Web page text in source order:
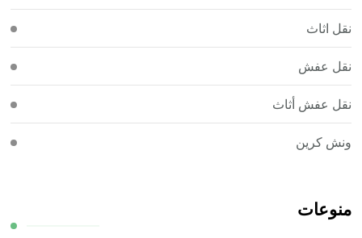
نقل اثاث
نقل عفش
نقل عفش أثاث
ونش كرين
منوعات